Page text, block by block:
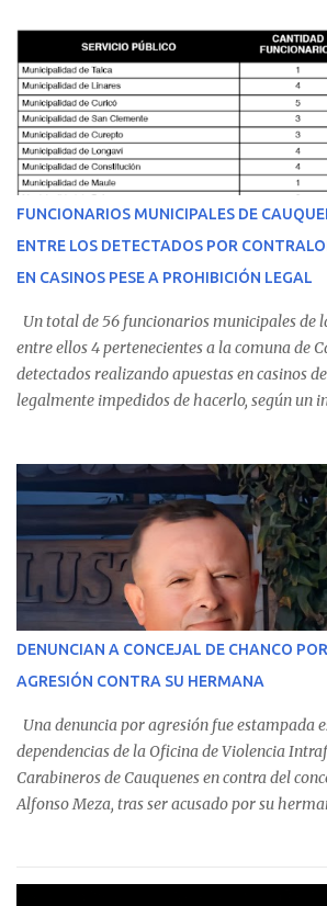
malestares físicos. Dada la complejidad de
equipo médico determinó su traslado de
Regional de Talca y dado la urgencia la
Talca con escolta de Carabineros. En medio
estudiante de medicina de 25 años, se
del personal de emergencia terminó
recibir atención especializada en el centro de
conoció la gravedad de su condición, sus
Villarrica— se trasladaron a Cauquenes con
evolución favorable. No obstante, alrededo...
FUNCIONARIOS MUNICIPALES DE
ENTRE LOS DETECTADOS POR
EN CASINOS PESE A PROHIBICIÓN LEGAL
Un total de 56 funcionarios municipales de
entre ellos 4 pertenecientes a la comuna de
detectados realizando apuestas en casinos
legalmente impedidos de hacerlo, según un
estableció que estos funcionarios —quienes
custodian fondos públicos— efectuaron
monto total de $116.075.918 entre enero de
En el detalle regional, se indica que en la
identificó a cuatro funcionarios involucrados
operaciones. Asimismo, se precisa que uno de
corresponde a un funcionario de la
detectaron incumplimientos a la normativa
precisa que la mayor cantidad de dinero
Talca, donde...
DENUNCIAN A CONCEJAL DE CHANCO
AGRESIÓN CONTRA SU HERMANA
Una denuncia por agresión fue estampada
dependencias de la Oficina de Violencia
Carabineros de Cauquenes en contra del
Alfonso Meza, tras ser acusado por su
relató que los hechos ocurrieron cerca de las